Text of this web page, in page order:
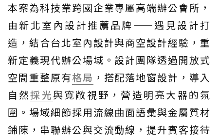
本案為科技業跨國企業專屬高端辦公會所，
由新北室內設計推薦品牌——遇見設計打
造，結合台北室內設計與商空設計經驗，重
新定義現代辦公場域。設計團隊透過開放式
空間重整原有格局 ，搭配落地窗設計，導入
自然採光與寬敞視野，營造明亮大器的氛
圍。場域細節採用流線曲面語彙與金屬質材
鋪陳，串聯辦公與交流動線，提升賓客接待